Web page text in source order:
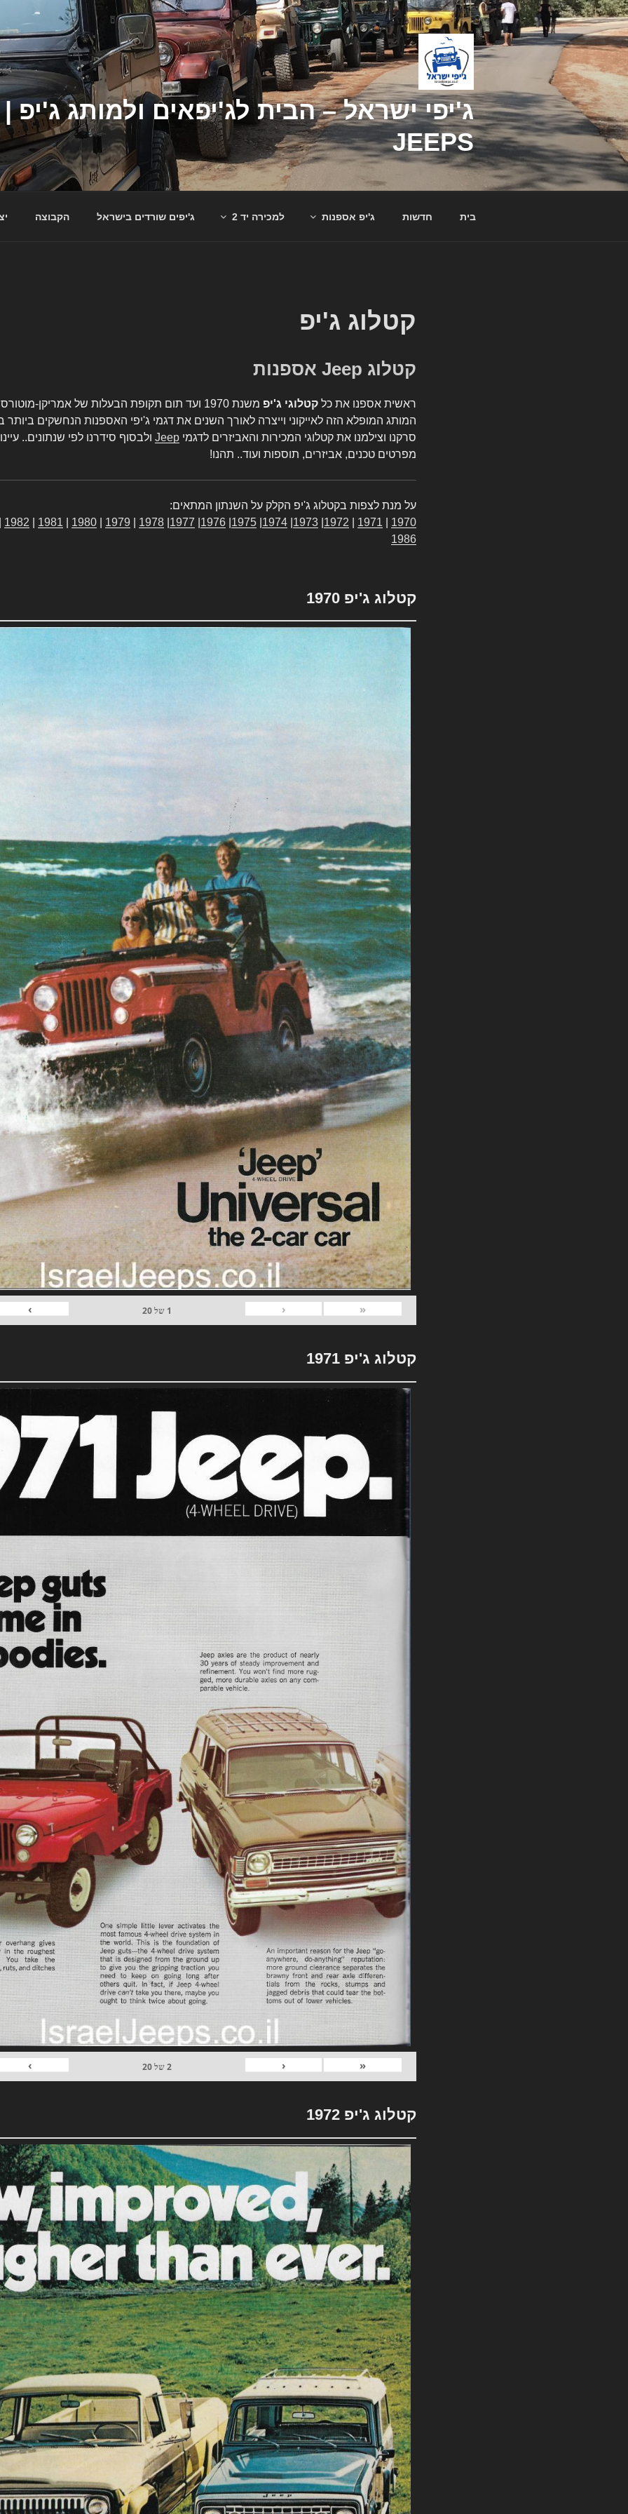
דילוג
לתוכן
JEEPS
בית חדשות ג'יפ אספנות למכירה יד 2 ג'יפים שורדים בישראל הקבוצה
קטלוג ג'יפ
קטלוג Jeep אספנות
ראשית אספנו את כל קטלוגי ג'יפ
משנת 1970 ועד תום תקופת הבעלות של אמריקן-
המותג המופלא הזה לאייקוני וייצרה לאורך השנים את דגמי ג'יפי האספנות הנחשקים
סרקנו וצילמנו את קטלוגי המכירות והאביזרים לדגמי Jeep ולבסוף סידרנו לפי שנתונים..
מפרטים טכנים, אביזרים, תוספות ועוד.. תהנו!
על מנת לצפות בקטלוג ג'יפ הקלק על השנתון המתאים:
1970
1971
1972
1973
1974
1975
1976
1977
1978
1979
1980
1981
1982
1986
קטלוג ג'יפ 1970
«
‹
1 של20
›
קטלוג ג'יפ 1971
«
‹
2של20
›
קטלוג ג'יפ 1972